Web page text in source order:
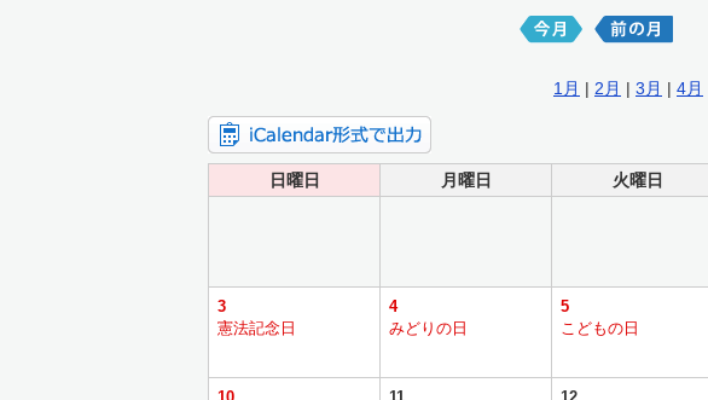
1月 | 2月 | 3月 | 4月
日曜日 月曜日 火曜日
3
憲法記念日
4
みどりの日
5
こどもの日